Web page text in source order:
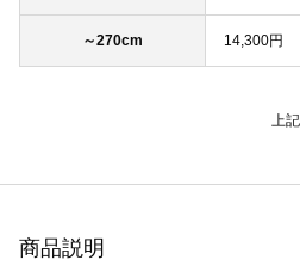
～270cm 14,300円
上
商品説明